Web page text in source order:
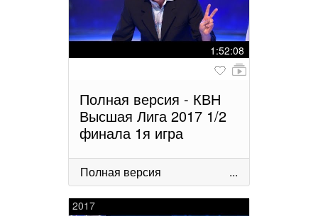
1:52:08
Полная версия - КВН
Высшая Лига 2017 1/2
финала 1я игра
Полная версия ...
2017